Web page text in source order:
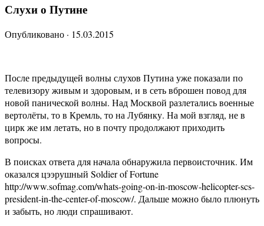
Слухи о Путине
Опубликовано · 15.03.2015
После предыдущей волны слухов Путина уже показали по
телевизору живым и здоровым, и в сеть вброшен повод для
новой панической волны. Над Москвой разлетались военные
вертолёты, то в Кремль, то на Лубянку. На мой взгляд, не в
цирк же им летать, но в почту продолжают приходить
вопросы.
В поисках ответа для начала обнаружила первоисточник. Им
оказался цээрушный Soldier of Fortune
http://www.sofmag.com/whats-going-on-in-moscow-helicopter-scs-
president-in-the-center-of-moscow/. Дальше можно было плюнуть
и забыть, но люди спрашивают.